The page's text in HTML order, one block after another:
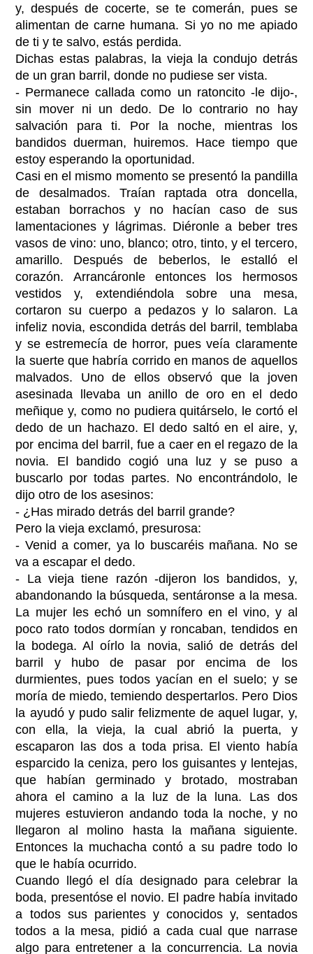
y, después de cocerte, se te comerán, pues se
alimentan de carne humana. Si yo no me apiado
de ti y te salvo, estás perdida.
Dichas estas palabras, la vieja la condujo detrás
de un gran barril, donde no pudiese ser vista.
- Permanece callada como un ratoncito -le dijo-,
sin mover ni un dedo. De lo contrario no hay
salvación para ti. Por la noche, mientras los
bandidos duerman, huiremos. Hace tiempo que
estoy esperando la oportunidad.
Casi en el mismo momento se presentó la pandilla
de desalmados. Traían raptada otra doncella,
estaban borrachos y no hacían caso de sus
lamentaciones y lágrimas. Diéronle a beber tres
vasos de vino: uno, blanco; otro, tinto, y el tercero,
amarillo. Después de beberlos, le estalló el
corazón. Arrancáronle entonces los hermosos
vestidos y, extendiéndola sobre una mesa,
cortaron su cuerpo a pedazos y lo salaron. La
infeliz novia, escondida detrás del barril, temblaba
y se estremecía de horror, pues veía claramente
la suerte que habría corrido en manos de aquellos
malvados. Uno de ellos observó que la joven
asesinada llevaba un anillo de oro en el dedo
meñique y, como no pudiera quitárselo, le cortó el
dedo de un hachazo. El dedo saltó en el aire, y,
por encima del barril, fue a caer en el regazo de la
novia. El bandido cogió una luz y se puso a
buscarlo por todas partes. No encontrándolo, le
dijo otro de los asesinos:
- ¿Has mirado detrás del barril grande?
Pero la vieja exclamó, presurosa:
- Venid a comer, ya lo buscaréis mañana. No se
va a escapar el dedo.
- La vieja tiene razón -dijeron los bandidos, y,
abandonando la búsqueda, sentáronse a la mesa.
La mujer les echó un somnífero en el vino, y al
poco rato todos dormían y roncaban, tendidos en
la bodega. Al oírlo la novia, salió de detrás del
barril y hubo de pasar por encima de los
durmientes, pues todos yacían en el suelo; y se
moría de miedo, temiendo despertarlos. Pero Dios
la ayudó y pudo salir felizmente de aquel lugar, y,
con ella, la vieja, la cual abrió la puerta, y
escaparon las dos a toda prisa. El viento había
esparcido la ceniza, pero los guisantes y lentejas,
que habían germinado y brotado, mostraban
ahora el camino a la luz de la luna. Las dos
mujeres estuvieron andando toda la noche, y no
llegaron al molino hasta la mañana siguiente.
Entonces la muchacha contó a su padre todo lo
que le había ocurrido.
Cuando llegó el día designado para celebrar la
boda, presentóse el novio. El padre había invitado
a todos sus parientes y conocidos y, sentados
todos a la mesa, pidió a cada cual que narrase
algo para entretener a la concurrencia. La novia